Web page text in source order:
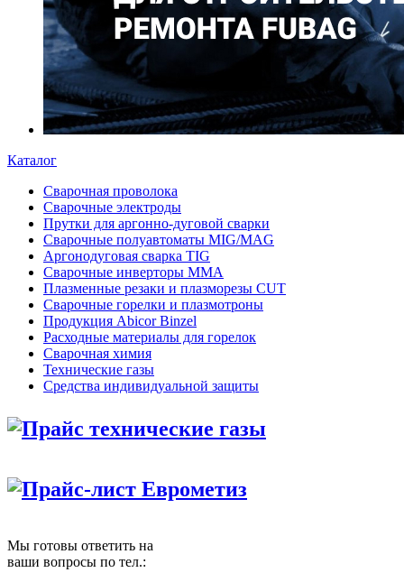
Каталог
Сварочная проволока
Сварочные электроды
Прутки для аргонно-дуговой сварки
Сварочные полуавтоматы MIG/MAG
Аргонодуговая сварка TIG
Сварочные инверторы MMA
Плазменные резаки и плазморезы CUT
Сварочные горелки и плазмотроны
Продукция Abicor Binzel
Расходные материалы для горелок
Сварочная химия
Технические газы
Средства индивидуальной защиты
Прайс технические газы
Прайс-лист Еврометиз
Мы готовы ответить на
ваши вопросы по тел.: